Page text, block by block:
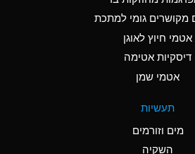
D
D
מקושרים גומי למתכת
אטמי חיוץ לאוגן
דיסקיות אטימה
אטמי שמן
תעשיות
מים וזורמים
השקיה